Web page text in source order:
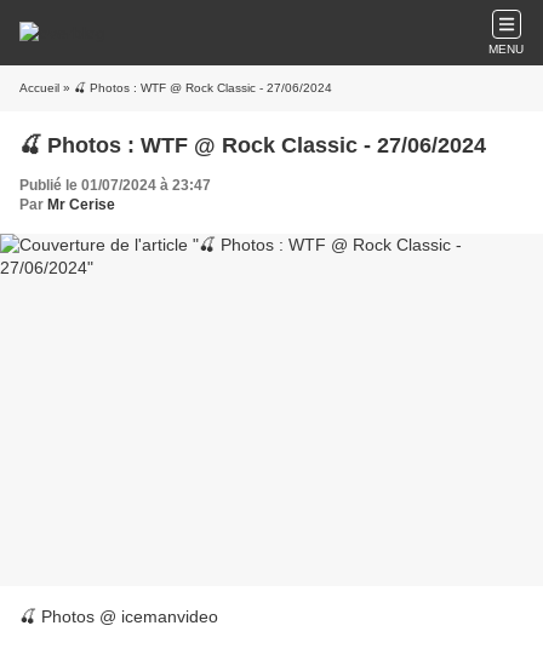
MENU
Accueil » 🍒 Photos : WTF @ Rock Classic - 27/06/2024
🍒 Photos : WTF @ Rock Classic - 27/06/2024
Publié le 01/07/2024 à 23:47
Par Mr Cerise
🍒 Photos @ icemanvideo